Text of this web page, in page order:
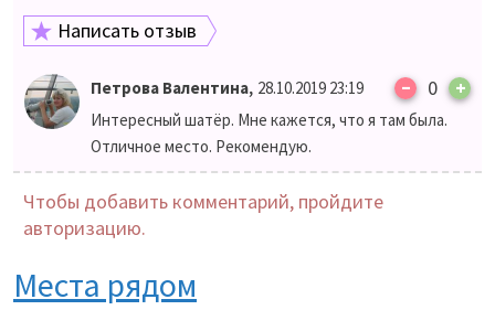
Написать отзыв
Петрова Валентина, 28.10.2019 23:19 – 0 +
Интересный шатёр. Мне кажется, что я там была.
Отличное место. Рекомендую.
Чтобы добавить комментарий, пройдите
авторизацию.
Места рядом